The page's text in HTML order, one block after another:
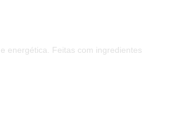
energética. Feitas com ingredientes